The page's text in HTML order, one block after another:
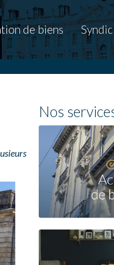
de biens
Nos